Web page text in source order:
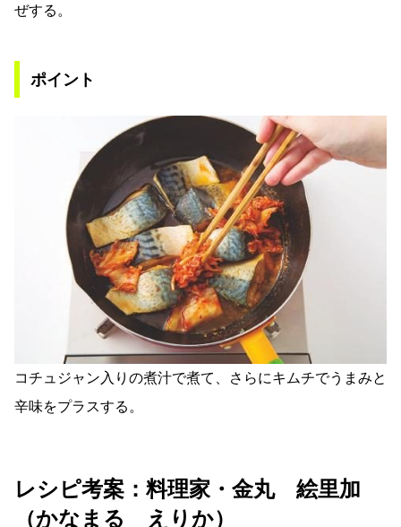
ぜする。
ポイント
コチュジャン入りの煮汁で煮て、さらにキムチでうまみと
辛味をプラスする。
レシピ考案：料理家・金丸 絵里加
（かなまる えりか）